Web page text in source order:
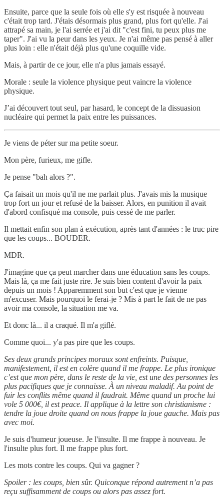
Ensuite, parce que la seule fois où elle s'y est risquée à nouveau
c'était trop tard. J'étais désormais plus grand, plus fort qu'elle. J'ai
attrapé sa main, je l'ai serrée et j'ai dit "c'est fini, tu peux plus me
taper". J'ai vu la peur dans les yeux. Je n'ai même pas pensé à aller
plus loin : elle n'était déjà plus qu'une coquille vide.
Mais, à partir de ce jour, elle n'a plus jamais essayé.
Morale : seule la violence physique peut vaincre la violence
physique.
J’ai découvert tout seul, par hasard, le concept de la dissuasion
nucléaire qui permet la paix entre les puissances.
Je viens de péter sur ma petite soeur.
Mon père, furieux, me gifle.
Je pense "bah alors ?".
Ça faisait un mois qu'il ne me parlait plus. J'avais mis la musique
trop fort un jour et refusé de la baisser. Alors, en punition il avait
d'abord confisqué ma console, puis cessé de me parler.
Il mettait enfin son plan à exécution, après tant d'années : le truc pire
que les coups... BOUDER.
MDR.
J'imagine que ça peut marcher dans une éducation sans les coups.
Mais là, ça me fait juste rire. Je suis bien content d'avoir la paix
depuis un mois ! Apparemment son but c'est que je vienne
m'excuser. Mais pourquoi le ferai-je ? Mis à part le fait de ne pas
avoir ma console, la situation me va.
Et donc là... il a craqué. Il m'a giflé.
Comme quoi... y'a pas pire que les coups.
Ses deux grands principes moraux sont enfreints. Puisque,
manifestement, il est en colère quand il me frappe. Le plus ironique
c’est que mon père, dans le reste de la vie, est une des personnes les
plus pacifiques que je connaisse. À un niveau maladif. Au point de
fuir les conflits même quand il faudrait. Même quand un proche lui
vole 5 000€, il est peace. Il applique à la lettre son christianisme :
tendre la joue droite quand on nous frappe la joue gauche. Mais pas
avec moi.
Je suis d'humeur joueuse. Je l'insulte. Il me frappe à nouveau. Je
l'insulte plus fort. Il me frappe plus fort.
Les mots contre les coups. Qui va gagner ?
Spoiler : les coups, bien sûr. Quiconque répond autrement n’a pas
reçu suffisamment de coups ou alors pas assez fort.